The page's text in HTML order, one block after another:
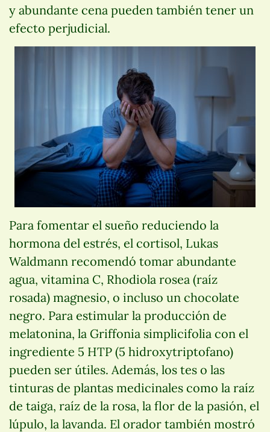
y abundante cena pueden también tener un
efecto perjudicial.
Para fomentar el sueño reduciendo la
hormona del estrés, el cortisol, Lukas
Waldmann recomendó tomar abundante
agua, vitamina C, Rhodiola rosea (raíz
rosada) magnesio, o incluso un chocolate
negro. Para estimular la producción de
melatonina, la Griffonia simplicifolia con el
ingrediente 5 HTP (5 hidroxytriptofano)
pueden ser útiles. Además, los tes o las
tinturas de plantas medicinales como la raíz
de taiga, raíz de la rosa, la flor de la pasión, el
lúpulo, la lavanda. El orador también mostró